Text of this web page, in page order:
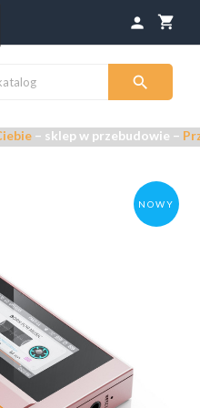
shopping_cart
person

przebudowie –Przepraszamy
NOWY